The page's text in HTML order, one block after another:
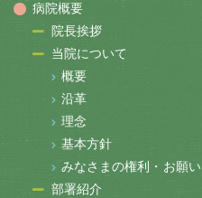
病院概要
院長挨拶
当院について
概要
沿革
理念
基本方針
みなさまの権利・お願い
部署紹介